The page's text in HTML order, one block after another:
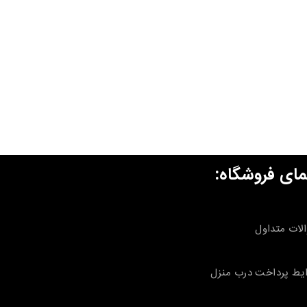
فروشگاه:
متداول
پرداخت درب منزل